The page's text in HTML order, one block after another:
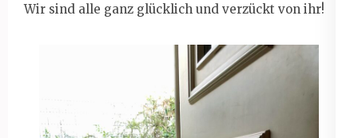
Wir sind alle ganz glücklich und verzückt von ihr!